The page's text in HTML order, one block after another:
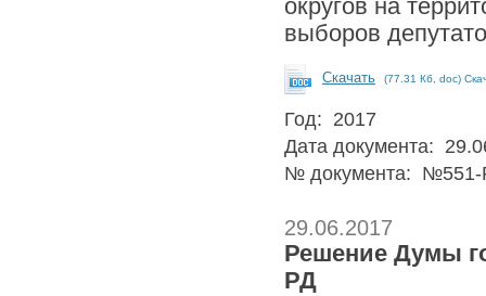
округов на
выборов
Скачать (77.31 Кб, doc)
Год: 2017
Дата документа:
№ документа:
29.06.2017
Решение Думы
РД